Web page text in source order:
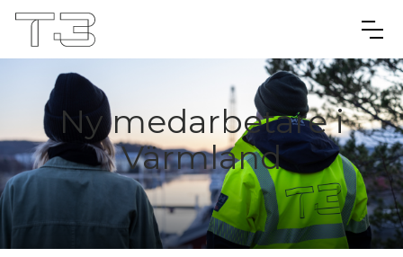
Ny medarbetare i
Värmland